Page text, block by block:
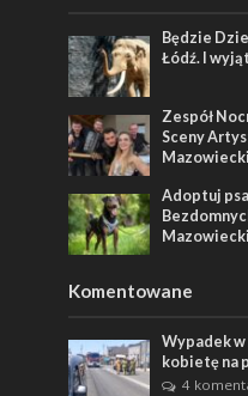
Będzie
Łódź. I
Zespół
Sceny
Adoptuj
Komentowane
Wypadek
kobietę na
4